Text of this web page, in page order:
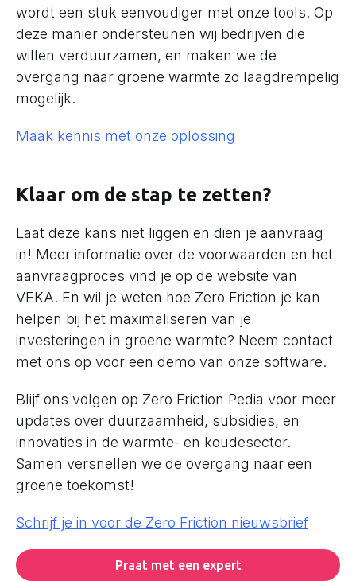
wordt een stuk eenvoudiger met onze tools. Op
deze manier ondersteunen wij bedrijven die
willen verduurzamen, en maken we de
overgang naar groene warmte zo laagdrempelig
mogelijk.
Maak kennis met onze oplossing
Klaar om de stap te zetten?
Laat deze kans niet liggen en dien je aanvraag
in! Meer informatie over de voorwaarden en het
aanvraagproces vind je op de website van
VEKA. En wil je weten hoe Zero Friction je kan
helpen bij het maximaliseren van je
investeringen in groene warmte? Neem contact
met ons op voor een demo van onze software.
Blijf ons volgen op Zero Friction Pedia voor meer
updates over duurzaamheid, subsidies, en
innovaties in de warmte- en koudesector.
Samen versnellen we de overgang naar een
groene toekomst!
Schrijf je in voor de Zero Friction nieuwsbrief
Praat met een expert